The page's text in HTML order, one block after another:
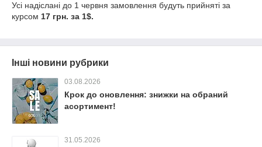
Усі надіслані до 1 червня замовлення будуть прийняті за
курсом 17 грн. за 1$.
Інші новини рубрики
03.08.2026
Крок до оновлення: знижки на обраний
асортимент!
31.05.2026